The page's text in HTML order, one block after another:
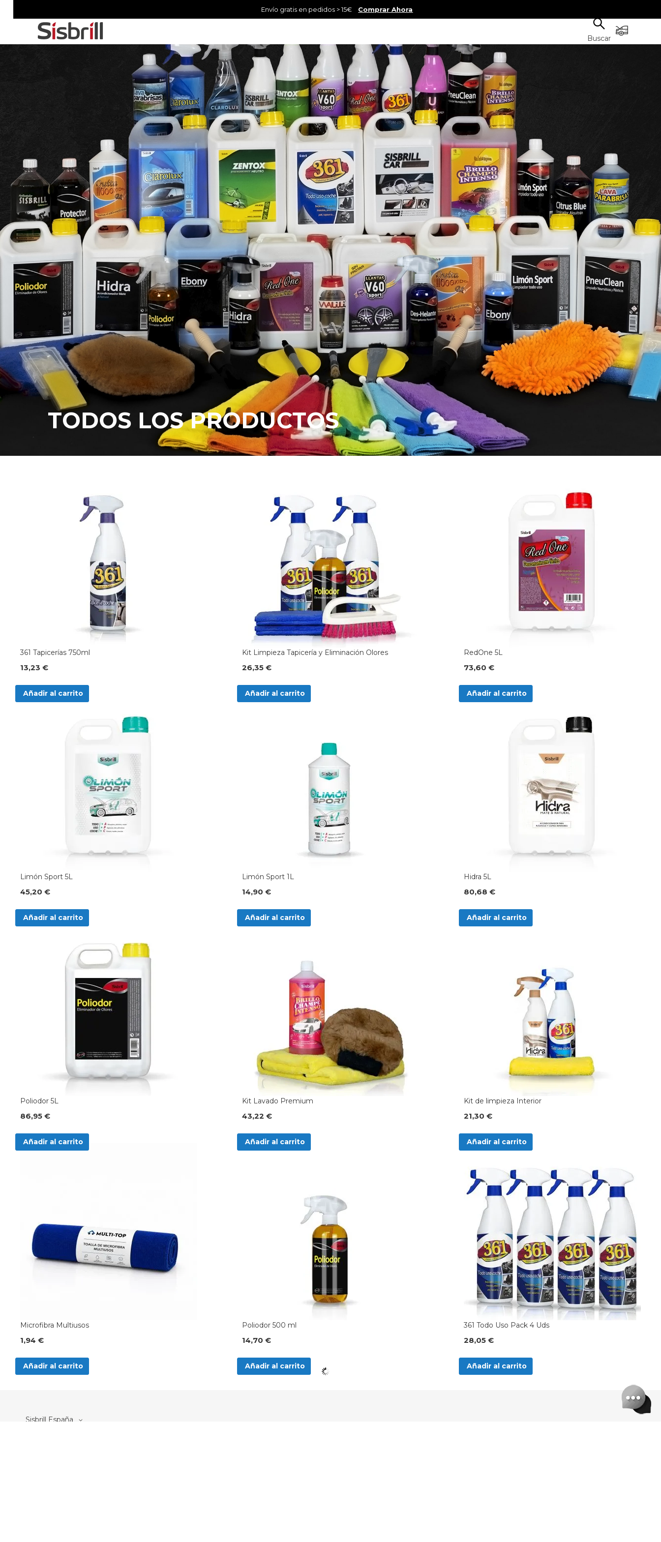
Envío gratis en pedidos > 15€ Comprar Ahora
Buscar
TODOS LOS PRODUCTOS
361 Tapicerías 750ml
13,23 €
Añadir al carrito
Kit Limpieza Tapicería y Eliminación Olores
26,35 €
Añadir al carrito
RedOne 5L
73,60 €
Añadir al carrito
Limón Sport 5L
45,20 €
Añadir al carrito
Limón Sport 1L
14,90 €
Añadir al carrito
Hidra 5L
80,68 €
Añadir al carrito
Poliodor 5L
86,95 €
Añadir al carrito
Kit Lavado Premium
43,22 €
Añadir al carrito
Kit de limpieza Interior
21,30 €
Añadir al carrito
Microfibra Multiusos
1,94 €
Añadir al carrito
Poliodor 500 ml
14,70 €
Añadir al carrito
361 Todo Uso Pack 4 Uds
28,05 €
Añadir al carrito